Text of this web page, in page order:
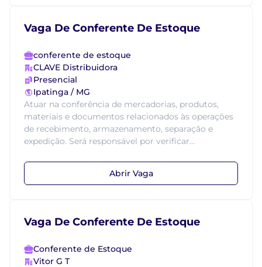
Vaga De Conferente De Estoque
conferente de estoque
CLAVE Distribuidora
Presencial
Ipatinga / MG
Atuar na conferência de mercadorias, produtos,
materiais e documentos relacionados às operações
de recebimento, armazenamento, separação e
expedição. Será responsável por verificar...
Abrir Vaga
Vaga De Conferente De Estoque
Conferente de Estoque
Vitor G T